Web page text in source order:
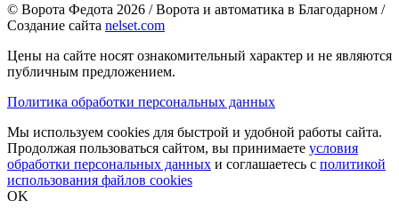
© Ворота Федота 2026 / Ворота и автоматика в Благодарном /
Создание сайта nelset.com
Цены на сайте носят ознакомительный характер и не являются
публичным предложением.
Политика обработки персональных данных
Мы используем cookies для быстрой и удобной работы сайта.
Продолжая пользоваться сайтом, вы принимаете условия
обработки персональных данных и соглашаетесь с политикой
использования файлов cookies
OK